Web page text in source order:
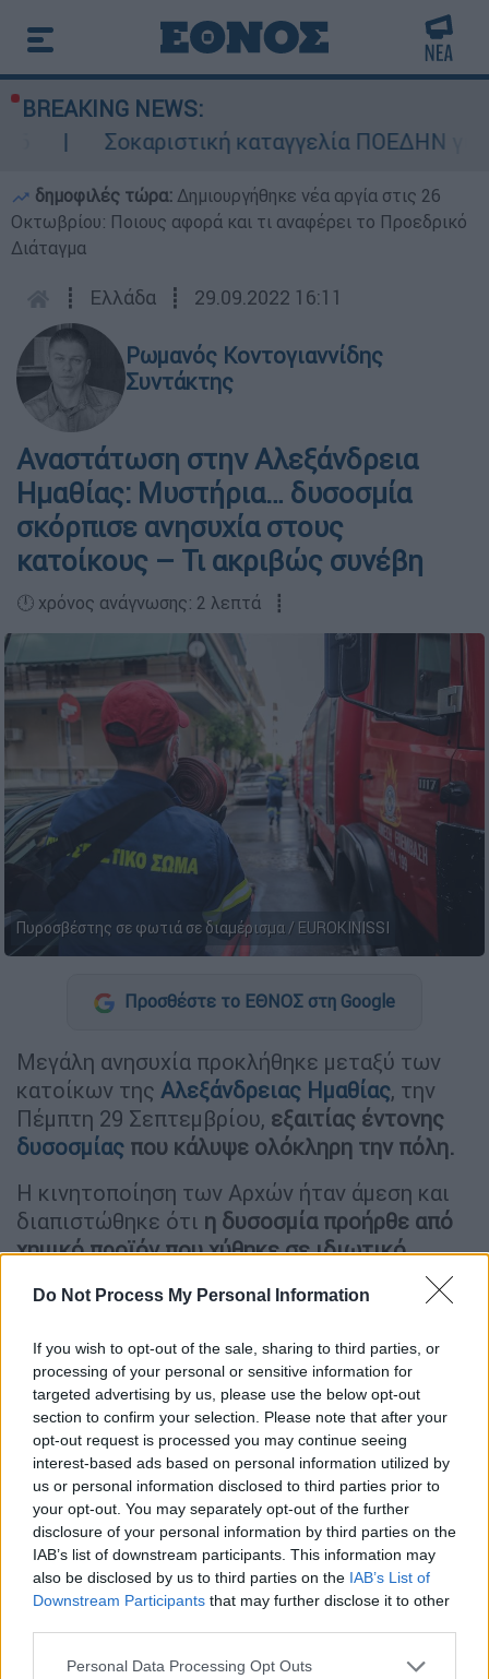
Do Not Process My Personal Information
If you wish to opt-out of the sale, sharing to third parties, or
processing of your personal or sensitive information for
targeted advertising by us, please use the below opt-out
section to confirm your selection. Please note that after your
opt-out request is processed you may continue seeing
interest-based ads based on personal information utilized by
us or personal information disclosed to third parties prior to
your opt-out. You may separately opt-out of the further
disclosure of your personal information by third parties on the
IAB’s list of downstream participants. This information may
also be disclosed by us to third parties on the IAB’s List of
Downstream Participants that may further disclose it to other
Please note that this website/app uses one or more Google
Personal Data Processing Opt Outs
BREAKING NEWS:
Σοκαριστική καταγγελία ΠΟΕΔΗΝ για
δημοφιλές τώρα: Δημιουργήθηκε νέα αργία στις 26
Οκτωβρίου: Ποιους αφορά και τι αναφέρει το Προεδρικό
Διάταγμα
┋ Ελλάδα ┋ 29.09.2022 16:11
Ρωμανός Κοντογιαννίδης
Συντάκτης
Αναστάτωση στην Αλεξάνδρεια
Ημαθίας: Μυστήρια… δυσοσμία
σκόρπισε ανησυχία στους
κατοίκους – Τι ακριβώς συνέβη
🕛 χρόνος ανάγνωσης: 2 λεπτά ┋
Πυροσβέστης σε φωτιά σε διαμέρισμα / EUROKINISSI
Προσθέστε το ΕΘΝΟΣ στη Google
Μεγάλη ανησυχία προκλήθηκε μεταξύ των
κατοίκων της Αλεξάνδρειας Ημαθίας, την
Πέμπτη 29 Σεπτεμβρίου, εξαιτίας έντονης
δυσοσμίας που κάλυψε ολόκληρη την πόλη.
Η κινητοποίηση των Αρχών ήταν άμεση και
διαπιστώθηκε ότι η δυσοσμία προήρθε από
χημικό προϊόν που χύθηκε σε ιδιωτικό
το οποίο βρίσκεται σε μία άκρη
της πόλης.
«Ιδιώτης είχε σε οικόπεδό του το φορτηγό
του, πάνω στο οποίο είχε τοποθετήσει
δεξαμενή, που περιείχε χημικό προϊόν, κατά
δήλωσή του μικρής ποσότητας.Όταν άνοιξε
τη βάνα, προκειμένου να αδειάσει τη
δεξαμενή, χύθηκε ποσότητα του χημικού
προϊόντος , εντός του οικόπεδου του, πάνω
σε τριμμένες πέτρες που βρισκόταν στο
σημείο. Παρά το γεγονός ότι το οικόπεδο
βρίσκεται στην άκρη της πόλης, έντονη
δυσοσμία κάλυψε ολόκληρη την Αλεξάνδρεια
και προκλήθηκε τεράστια ανησυχία μεταξύ